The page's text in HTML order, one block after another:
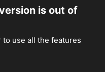
is out of
use all the features